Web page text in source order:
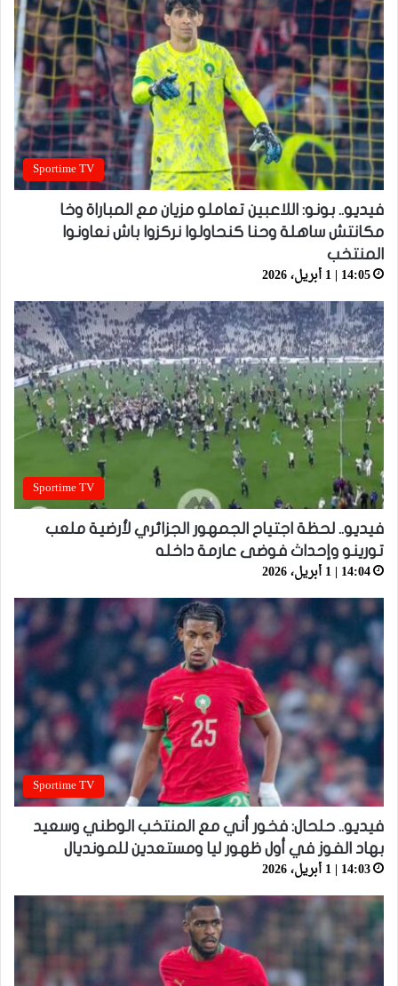
Sportime TV
فيديو.. بونو: اللاعبين تعاملو مزيان مع المباراة وخا
مكانتش ساهلة وحنا كنحاولوا نركزوا باش نعاونوا
المنتخب
14:05 | 1 أبريل، 2026
Sportime TV
فيديو.. لحظة اجتياح الجمهور الجزائري لأرضية ملعب
تورينو وإحداث فوضى عارمة داخله
14:04 | 1 أبريل، 2026
Sportime TV
فيديو.. حلحال: فخور أني مع المنتخب الوطني وسعيد
بهاد الفوز في أول ظهور ليا ومستعدين للمونديال
14:03 | 1 أبريل، 2026